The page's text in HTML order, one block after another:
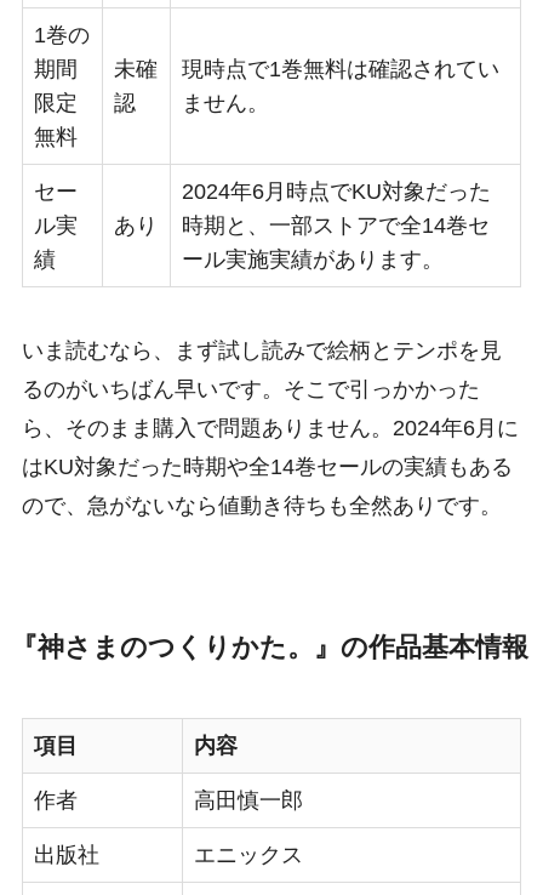
1巻の
期間
限定
無料
未確
認
現時点で1巻無料は確認されてい
ません。
セー
ル実
績
あり
2024年6月時点でKU対象だった
時期と、一部ストアで全14巻セ
ール実施実績があります。
いま読むなら、まず試し読みで絵柄とテンポを見
るのがいちばん早いです。そこで引っかかった
ら、そのまま購入で問題ありません。2024年6月に
はKU対象だった時期や全14巻セールの実績もある
ので、急がないなら値動き待ちも全然ありです。
『神さまのつくりかた。』の作品基本情報
項目 内容
作者 高田慎一郎
出版社 エニックス